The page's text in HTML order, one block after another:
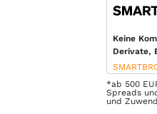
Keine
Derivate,
*ab 500
Spreads
und